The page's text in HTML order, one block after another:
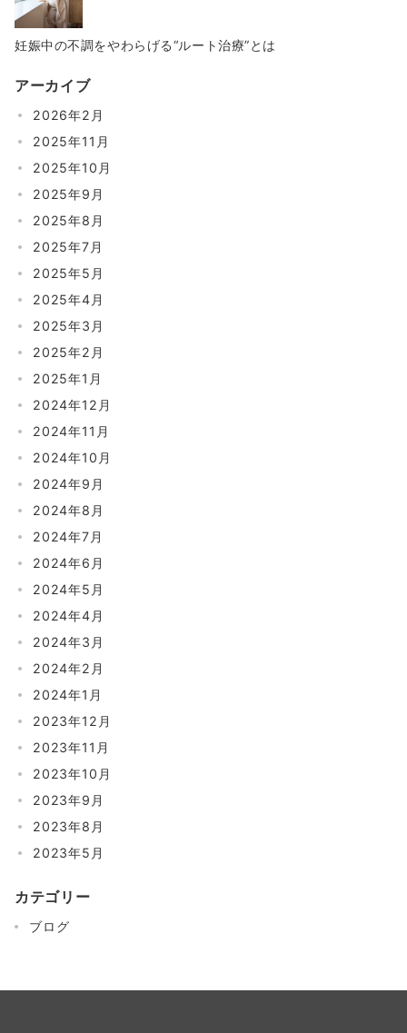
妊娠中の不調をやわらげる“ルート治療”とは
アーカイブ
2026年2月
2025年11月
2025年10月
2025年9月
2025年8月
2025年7月
2025年5月
2025年4月
2025年3月
2025年2月
2025年1月
2024年12月
2024年11月
2024年10月
2024年9月
2024年8月
2024年7月
2024年6月
2024年5月
2024年4月
2024年3月
2024年2月
2024年1月
2023年12月
2023年11月
2023年10月
2023年9月
2023年8月
2023年5月
カテゴリー
ブログ